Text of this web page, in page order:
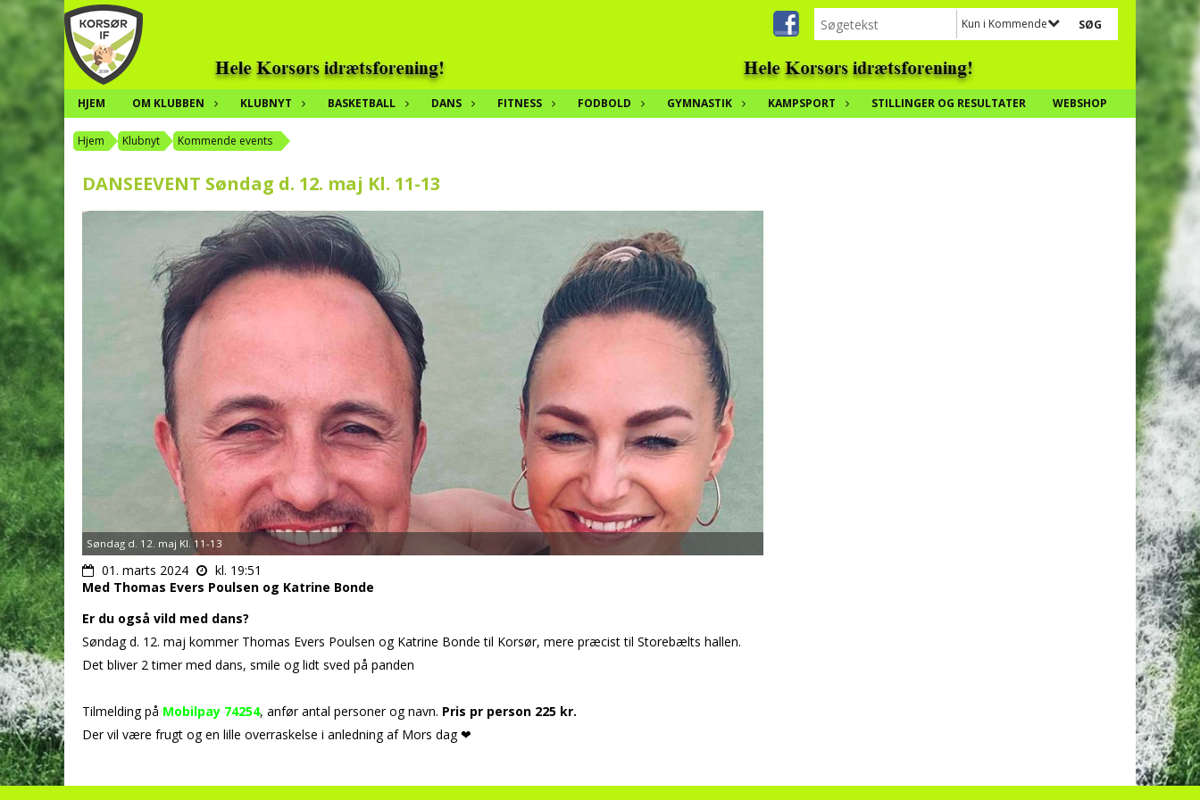
Kun i Kommende events
HJEM OM KLUBBEN KLUBNYT BASKETBALL DANS FITNESS FODBOLD GYMNASTIK KAMPSPORT STILLINGER OG RESULTATER WEBSHOP
Hjem Klubnyt Kommende events
DANSEEVENT Søndag d. 12. maj Kl. 11-13
Søndag d. 12. maj Kl. 11-13
01. marts 2024
kl. 19:51
Med Thomas Evers Poulsen og Katrine Bonde
Er du også vild med dans?
Søndag d. 12. maj kommer Thomas Evers Poulsen og Katrine Bonde til Korsør, mere præcist til Storebælts hallen.
Det bliver 2 timer med dans, smile og lidt sved på panden
Tilmelding på Mobilpay 74254, anfør antal personer og navn. Pris pr person 225 kr.
Der vil være frugt og en lille overraskelse i anledning af Mors dag ❤